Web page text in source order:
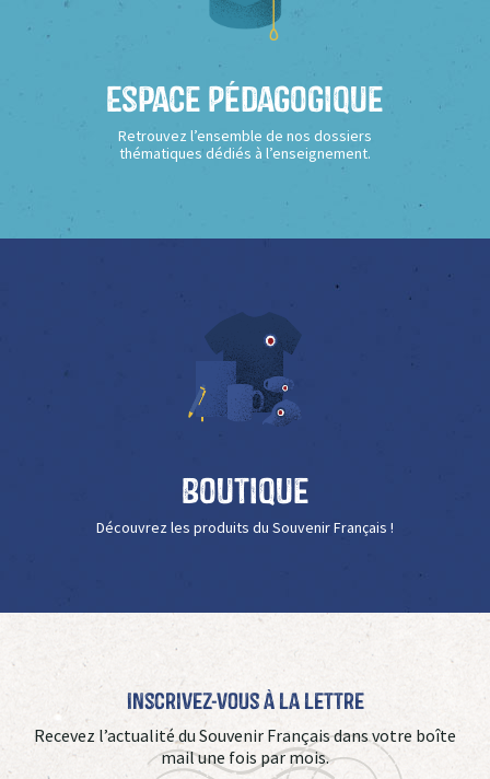
Espace Pédagogique
Retrouvez l’ensemble de nos dossiers
thématiques dédiés à l’enseignement.
Boutique
Découvrez les produits du Souvenir Français !
Inscrivez-vous à La Lettre
Recevez l’actualité du Souvenir Français dans votre boîte
mail une fois par mois.